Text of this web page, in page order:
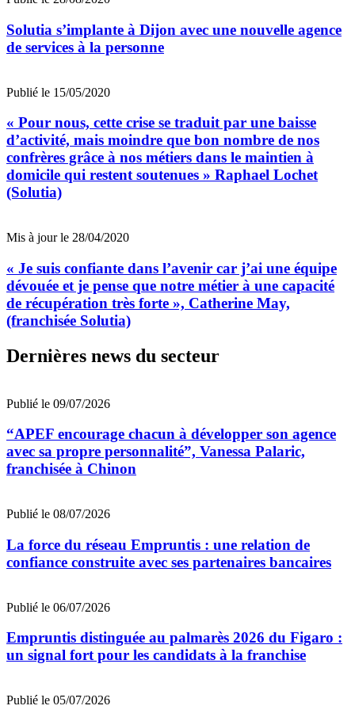
Solutia s’implante à Dijon avec une nouvelle agence
de services à la personne
Publié le 15/05/2020
« Pour nous, cette crise se traduit par une baisse
d’activité, mais moindre que bon nombre de nos
confrères grâce à nos métiers dans le maintien à
domicile qui restent soutenues » Raphael Lochet
(Solutia)
Mis à jour le 28/04/2020
« Je suis confiante dans l’avenir car j’ai une équipe
dévouée et je pense que notre métier à une capacité
de récupération très forte », Catherine May,
(franchisée Solutia)
Dernières news du secteur
Publié le 09/07/2026
“APEF encourage chacun à développer son agence
avec sa propre personnalité”, Vanessa Palaric,
franchisée à Chinon
Publié le 08/07/2026
La force du réseau Empruntis : une relation de
confiance construite avec ses partenaires bancaires
Publié le 06/07/2026
Empruntis distinguée au palmarès 2026 du Figaro :
un signal fort pour les candidats à la franchise
Publié le 05/07/2026